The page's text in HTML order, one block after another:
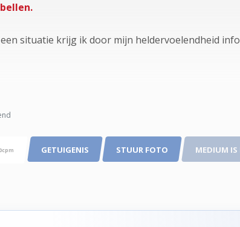
situatie krijg ik door mijn heldervoelendheid
GETUIGENIS STUUR FOTO MEDIUM IS